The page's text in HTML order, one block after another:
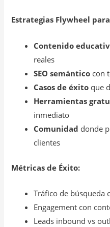
Estrategias Flywheel
Contenido
reales
SEO semántico con
Casos de éxito que
Herramientas
inmediato
Comunidad donde
clientes
Métricas de Éxito:
Tráfico de búsqueda
Engagement con
Leads inbound vs